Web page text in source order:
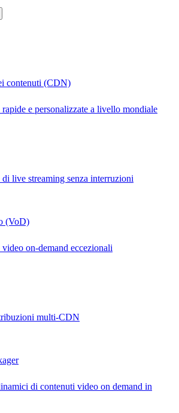
contenuti (CDN)
e personalizzate a livello mondiale
live streaming senza interruzioni
(VoD)
on-demand eccezionali
multi-CDN
di contenuti video on demand in